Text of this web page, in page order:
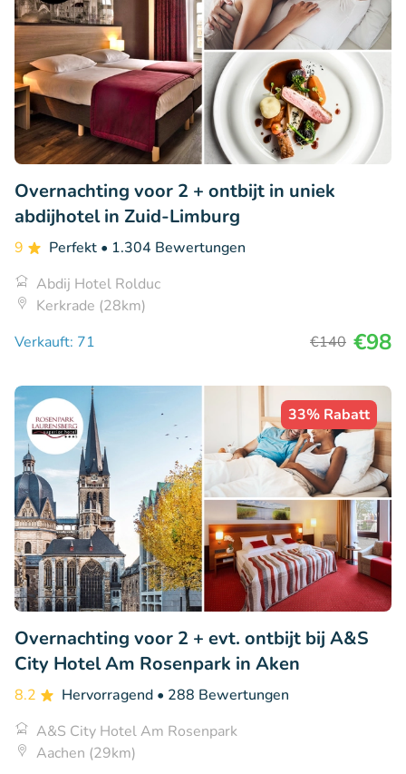
Overnachting voor 2 + ontbijt in uniek
abdijhotel in Zuid-Limburg
9 Perfekt • 1.304 Bewertungen
Abdij Hotel Rolduc
Kerkrade (28km)
Verkauft: 71
€140 €98
33% Rabatt
Overnachting voor 2 + evt. ontbijt bij A&S
City Hotel Am Rosenpark in Aken
8.2 Hervorragend • 288 Bewertungen
A&S City Hotel Am Rosenpark
Aachen (29km)